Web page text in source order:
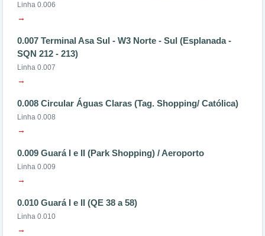
Linha 0.006
→
0.007 Terminal Asa Sul - W3 Norte - Sul (Esplanada -
SQN 212 - 213)
Linha 0.007
→
0.008 Circular Águas Claras (Tag. Shopping/ Católica)
Linha 0.008
→
0.009 Guará I e II (Park Shopping) / Aeroporto
Linha 0.009
→
0.010 Guará I e II (QE 38 a 58)
Linha 0.010
→